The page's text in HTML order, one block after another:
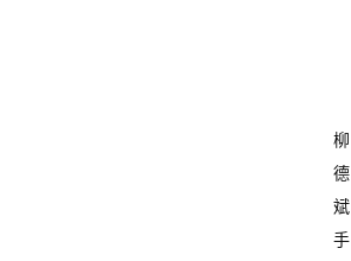
柳
德
斌
手